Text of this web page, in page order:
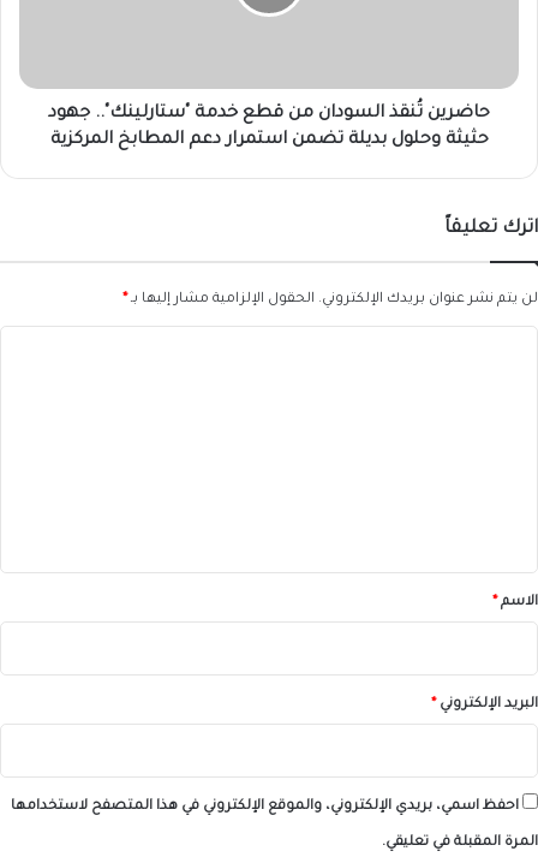
حثيثة
وحلول
بديلة
المطابخ
المركزية
حاضرين تُنقذ السودان من قطع خدمة "ستارلينك".. جهود
حثيثة وحلول بديلة تضمن استمرار دعم المطابخ المركزية
اترك تعليقاً
لن يتم نشر عنوان بريدك الإلكتروني. الحقول الإلزامية مشار إليها بـ*
*الاسم*
البريد الإلكتروني*
احفظ اسمي، بريدي الإلكتروني، والموقع الإلكتروني في هذا المتصفح لاستخدامها
المرة المقبلة في تعليقي.